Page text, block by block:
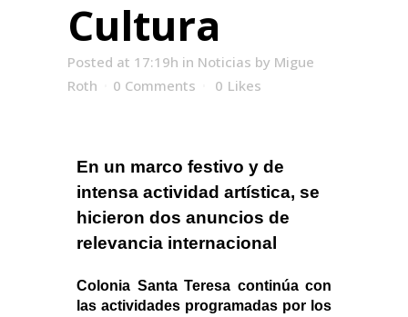
Cultura
Posted at 17:19h in Noticias by Migue
Roth
0 Comments 0 Likes
En un marco festivo y de
intensa actividad artística, se
hicieron dos anuncios de
relevancia internacional
Colonia Santa Teresa continúa con
las actividades programadas por los